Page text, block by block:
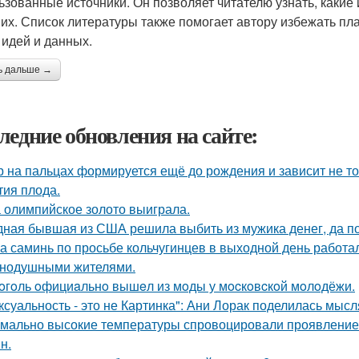
Список литературы также помогает автору избежать
и данных.
дальше →
обновления на сайте:
на пальцах формируется ещё до рождения и зависит не
плода.
золото выиграла.
бывшая из США решила выбить из мужика денег, да
саминь по просьбе кольчугинцев в выходной день
жителями.
oфициaльнo вышeл из мoды у мocкoвcкoй мoлoдёжи.
- это не Картинка": Ани Лорак поделилась
высокие температуры спровоцировали